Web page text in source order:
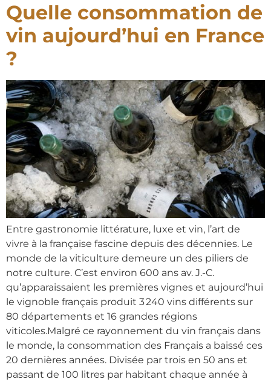
Quelle consommation de
vin aujourd’hui en France
?
Entre gastronomie littérature, luxe et vin, l’art de
vivre à la française fascine depuis des décennies. Le
monde de la viticulture demeure un des piliers de
notre culture. C’est environ 600 ans av. J.-C.
qu’apparaissaient les premières vignes et aujourd’hui
le vignoble français produit 3 240 vins différents sur
80 départements et 16 grandes régions
viticoles.Malgré ce rayonnement du vin français dans
le monde, la consommation des Français a baissé ces
20 dernières années. Divisée par trois en 50 ans et
passant de 100 litres par habitant chaque année à